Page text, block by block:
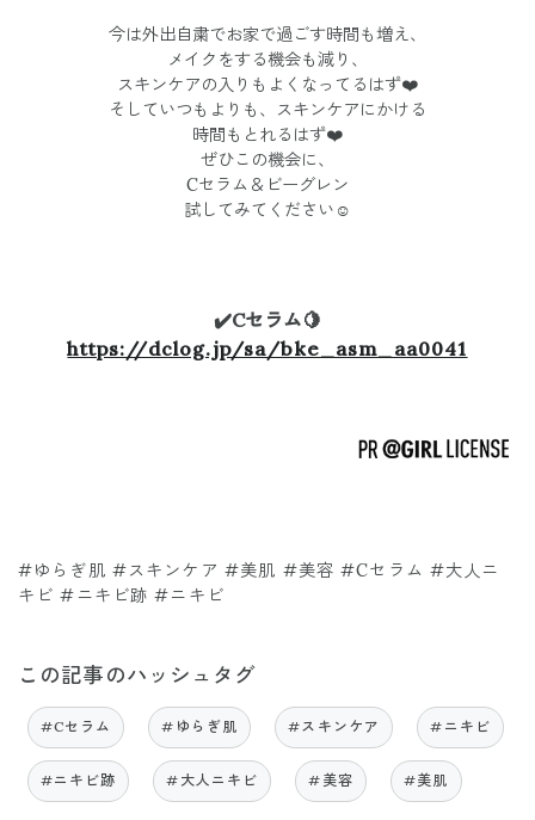
今は外出自粛でお家で過ごす時間も増え、
メイクをする機会も減り、
スキンケアの入りもよくなってるはず❤️
そしていつもよりも、スキンケアにかける
時間もとれるはず❤️
ぜひこの機会に、
Cセラム＆ビーグレン
試してみてください☺️
✔️Cセラム🍋
https://dclog.jp/sa/bke_asm_aa0041
#ゆらぎ肌 #スキンケア #美肌 #美容 #Cセラム #大人ニ
キビ #ニキビ跡 #ニキビ
この記事のハッシュタグ
#Cセラム #ゆらぎ肌 #スキンケア #ニキビ
#ニキビ跡 #大人ニキビ #美容 #美肌